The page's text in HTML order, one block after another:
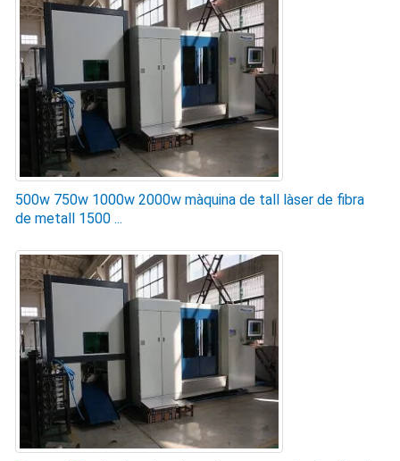
500w 750w 1000w 2000w màquina de tall làser de fibra
de metall 1500 ...